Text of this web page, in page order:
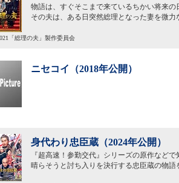
物語は、すぐそこまで来ているちかい将来
その夫は、ある日突然総理となった妻を微
「総理の夫」製作委員会
ニセコイ（2018年公開）
身代わり忠臣蔵（2024年公開）
『超高速！参勤交代』シリーズの原作など
晴らそうと討ち入りを決行する忠臣蔵の物